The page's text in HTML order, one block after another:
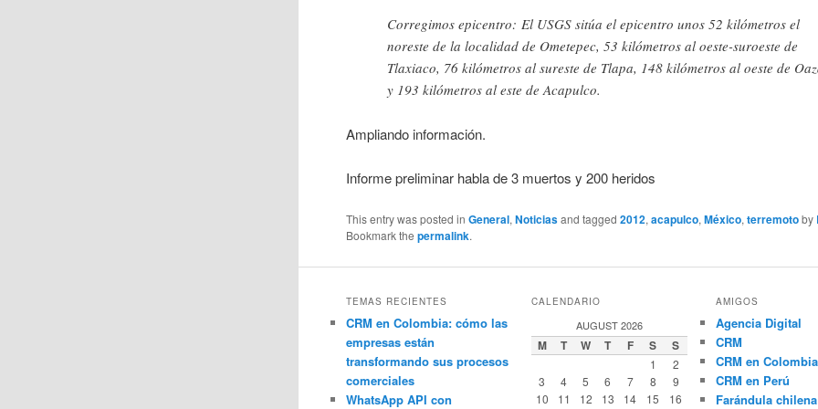
Corregimos epicentro: El USGS sitúa el epicentro unos 52 kilómetros el
noreste de la localidad de Ometepec, 53 kilómetros al oeste-suroeste de
Tlaxiaco, 76 kilómetros al sureste de Tlapa, 148 kilómetros al oeste de
y 193 kilómetros al este de Acapulco.
Ampliando información.
Informe preliminar habla de 3 muertos y 200 heridos
This entry was posted inGeneral,Noticiasand tagged2012,acapulco,México,terremotoby
Bookmark thepermalink.
TEMAS RECIENTES
CRM en Colombia: cómo las
empresas están
transformando sus procesos
comerciales
WhatsApp API con
CALENDARIO
AUGUST 2026
M T W T F S S
1
2
3
4 5 6 7 8
9
10
11 12 13 14 15
16
AMIGOS
Agencia Digital
CRM
CRM en Colombia
CRM en Perú
Farándula chilena